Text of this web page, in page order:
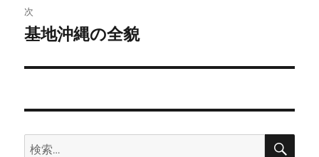
ゲ
ー
シ
ン
次
次
投
基地沖縄の全貌
検
検